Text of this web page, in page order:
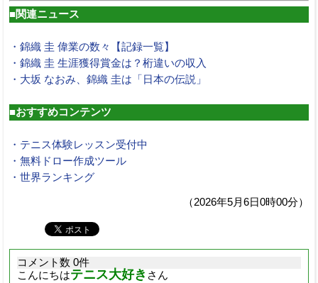
■関連ニュース
・錦織 圭 偉業の数々【記録一覧】
・錦織 圭 生涯獲得賞金は？桁違いの収入
・大坂 なおみ、錦織 圭は「日本の伝説」
■おすすめコンテンツ
・テニス体験レッスン受付中
・無料ドロー作成ツール
・世界ランキング
（2026年5月6日0時00分）
コメント数 0件
こんにちはテニス大好き さん